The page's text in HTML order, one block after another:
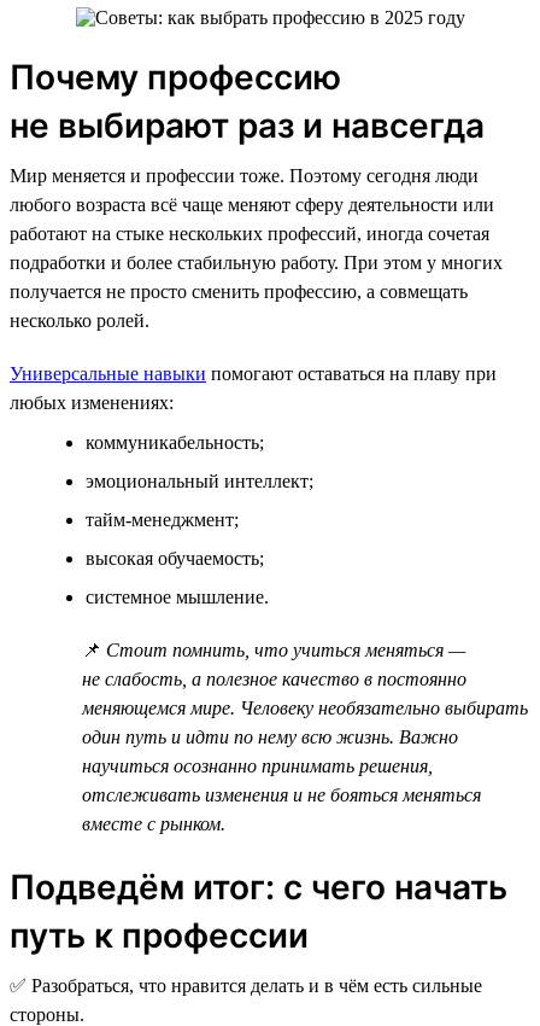
Почему профессию
не выбирают раз и навсегда
Мир меняется и профессии тоже. Поэтому сегодня люди
любого возраста всё чаще меняют сферу деятельности или
работают на стыке нескольких профессий, иногда сочетая
подработки и более стабильную работу. При этом у многих
получается не просто сменить профессию, а совмещать
несколько ролей.
Универсальные навыки помогают оставаться на плаву при
любых изменениях:
коммуникабельность;
эмоциональный интеллект;
тайм-менеджмент;
высокая обучаемость;
системное мышление.
📌 Стоит помнить, что учиться меняться —
не слабость, а полезное качество в постоянно
меняющемся мире. Человеку необязательно выбирать
один путь и идти по нему всю жизнь. Важно
научиться осознанно принимать решения,
отслеживать изменения и не бояться меняться
вместе с рынком.
Подведём итог: с чего начать
путь к профессии
✅ Разобраться, что нравится делать и в чём есть сильные
стороны.